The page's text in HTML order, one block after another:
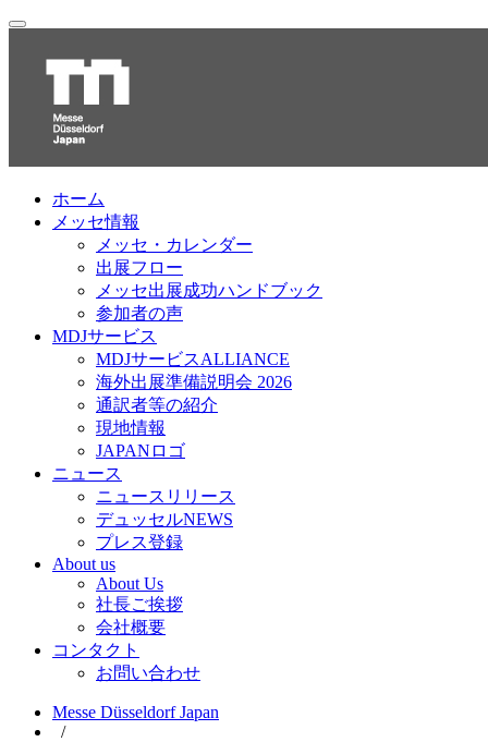
ホーム
メッセ情報
メッセ・カレンダー
出展フロー
メッセ出展成功ハンドブック
参加者の声
MDJサービス
MDJサービスALLIANCE
海外出展準備説明会 2026
通訳者等の紹介
現地情報
JAPANロゴ
ニュース
ニュースリリース
デュッセルNEWS
プレス登録
About us
About Us
社長ご挨拶
会社概要
コンタクト
お問い合わせ
Messe Düsseldorf Japan
/